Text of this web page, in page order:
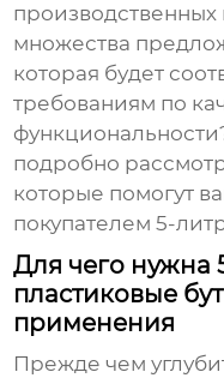
производственных
множества
которая будет
требованиям по
подробно
которые помогут
покупателем5-
Для чего нужна
пластиковые
применения
Прежде чем